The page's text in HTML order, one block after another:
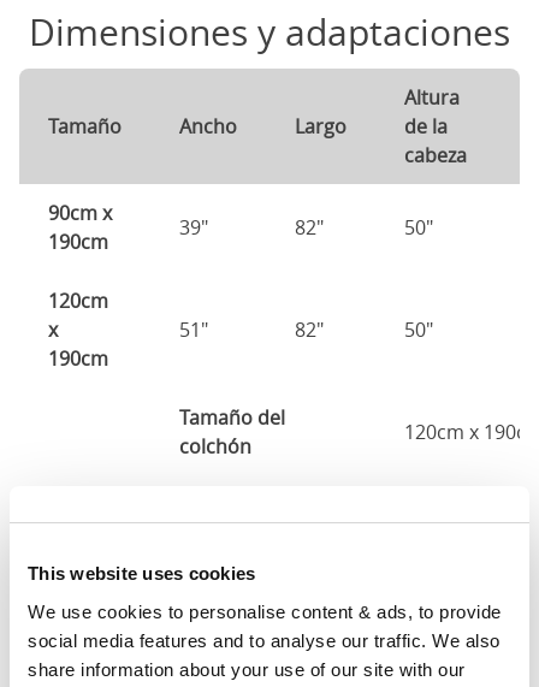
This website uses cookies
We use cookies to personalise content & ads, to provide
social media features and to analyse our traffic. We also
share information about your use of our site with our
Dimensiones y adaptaciones
Tamaño Ancho Largo
Altura
de la
cabeza
90cm x
190cm
39" 82" 50"
120cm
x
190cm
51" 82" 50"
Tamaño del
colchón
120cm x
190cm
140cm
X
200cm
59" 85" 50"